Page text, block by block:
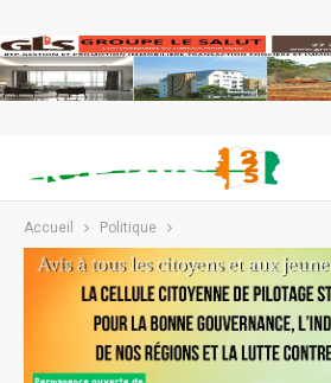
Accueil Politique